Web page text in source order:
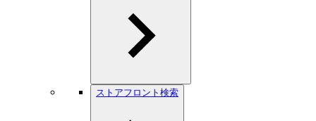
ストアフロント検索